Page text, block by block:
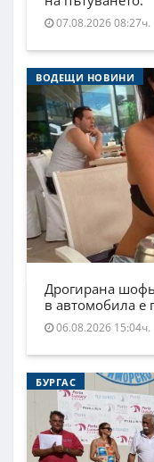
07.08.2026 08:27ч.
ВОДЕЩИ НОВИНИ
Дрогирана
в автомобила е
06.08.2026 15:04ч.
БУРГАС